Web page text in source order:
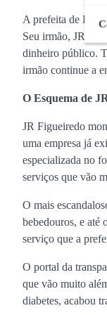
A prefeita de
Seu irmão, JR
dinheiro público.
irmão continue a
O Esquema de
JR Figueiredo
uma empresa já
especializada no
serviços que vão
O mais
bebedouros, e até
serviço que a
O portal da
que vão muito
diabetes, acabou